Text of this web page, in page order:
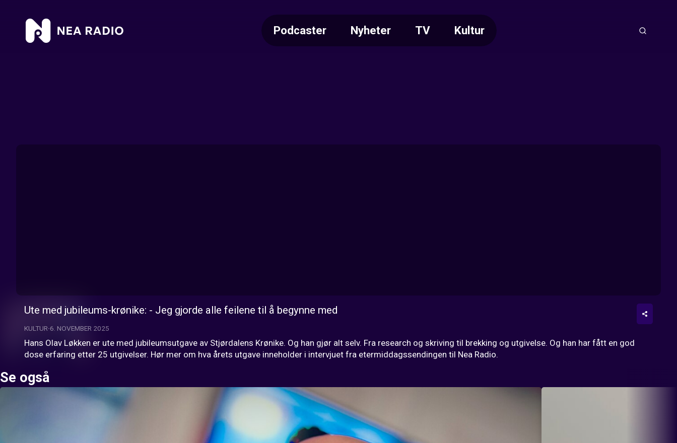
Podcaster Nyheter TV Kultur
Ute med jubileums-krønike: - Jeg gjorde alle feilene til å begynne med
KULTUR 6. NOVEMBER 2025
Hans Olav Løkken er ute med jubileumsutgave av Stjørdalens Krønike. Og han gjør alt selv. Fra research og skriving til brekking og utgivelse. Og han har fått en god
dose erfaring etter 25 utgivelser. Hør mer om hva årets utgave inneholder i intervjuet fra etermiddagssendingen til Nea Radio.
Se også